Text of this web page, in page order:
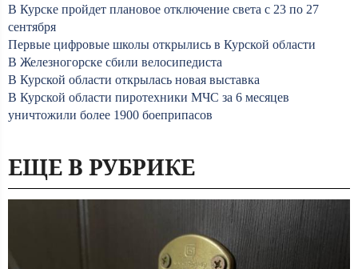
В Курске пройдет плановое отключение света с 23 по 27
сентября
Первые цифровые школы открылись в Курской области
В Железногорске сбили велосипедиста
В Курской области открылась новая выставка
В Курской области пиротехники МЧС за 6 месяцев
уничтожили более 1900 боеприпасов
ЕЩЕ В РУБРИКЕ